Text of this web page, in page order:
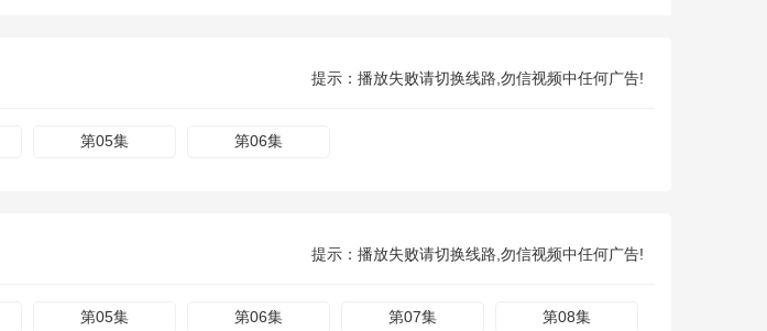
提示：播放失败请切换线路,勿信视频中任何广告!
第05集 第06集
提示：播放失败请切换线路,勿信视频中任何广告!
第05集 第06集 第07集 第08集